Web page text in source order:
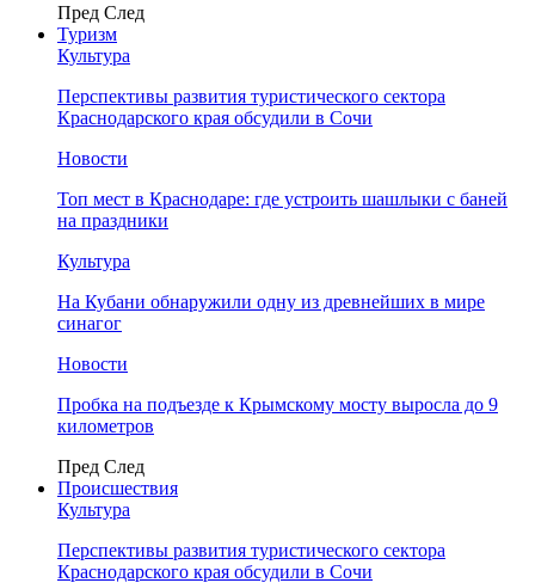
Пред След
Туризм
Культура
Перспективы развития туристического сектора
Краснодарского края обсудили в Сочи
Новости
Топ мест в Краснодаре: где устроить шашлыки с баней
на праздники
Культура
На Кубани обнаружили одну из древнейших в мире
синагог
Новости
Пробка на подъезде к Крымскому мосту выросла до 9
километров
Пред След
Происшествия
Культура
Перспективы развития туристического сектора
Краснодарского края обсудили в Сочи